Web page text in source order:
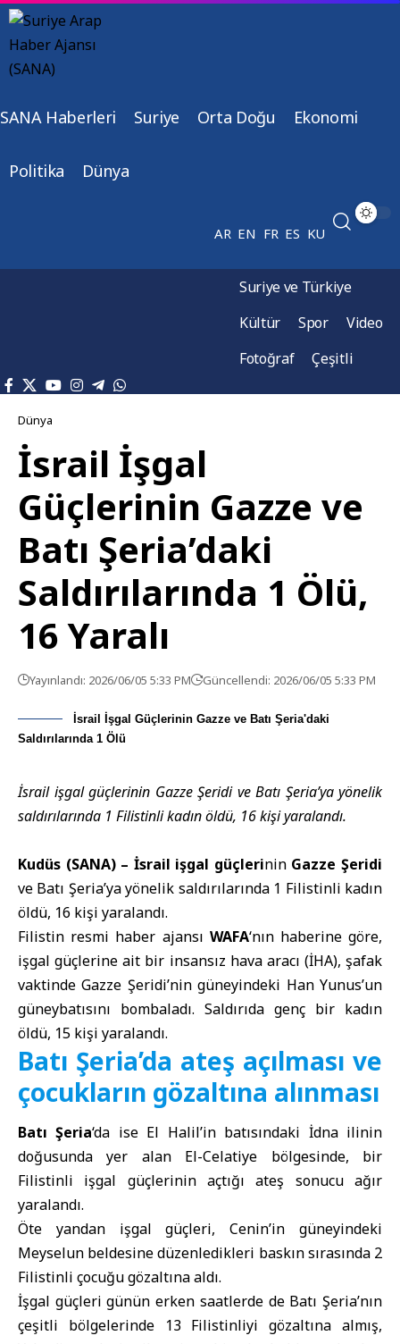
SANA Haberleri Suriye Orta Doğu Ekonomi
Politika Dünya
AR EN FR ES KU
Suriye ve Türkiye
Kültür
Spor
Video
Fotoğraf
Çeşitli
Dünya
İsrail İşgal
Güçlerinin Gazze ve
Batı Şeria’daki
Saldırılarında 1 Ölü,
16 Yaralı
Yayınlandı: 2026/06/05 5:33 PM Güncellendi: 2026/06/05 5:33 PM
İsrail İşgal Güçlerinin Gazze ve Batı Şeria'daki
Saldırılarında 1 Ölü
İsrail işgal güçlerinin Gazze Şeridi ve Batı Şeria’ya yönelik
saldırılarında 1 Filistinli kadın öldü, 16 kişi yaralandı.
Kudüs (SANA) – İsrail işgal güçlerinin Gazze Şeridi
ve Batı Şeria’ya yönelik saldırılarında 1 Filistinli kadın
öldü, 16 kişi yaralandı.
Filistin resmi haber ajansı WAFA‘nın haberine göre,
işgal güçlerine ait bir insansız hava aracı (İHA), şafak
vaktinde Gazze Şeridi’nin güneyindeki Han Yunus’un
güneybatısını bombaladı. Saldırıda genç bir kadın
öldü, 15 kişi yaralandı.
Batı Şeria’da ateş açılması ve
çocukların gözaltına alınması
Batı Şeria‘da ise El Halil’in batısındaki İdna ilinin
doğusunda yer alan El-Celatiye bölgesinde, bir
Filistinli işgal güçlerinin açtığı ateş sonucu ağır
yaralandı.
Öte yandan işgal güçleri, Cenin’in güneyindeki
Meyselun beldesine düzenledikleri baskın sırasında 2
Filistinli çocuğu gözaltına aldı.
İşgal güçleri günün erken saatlerde de Batı Şeria’nın
çeşitli bölgelerinde 13 Filistinliyi gözaltına almış,